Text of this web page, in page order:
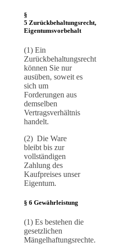
§
5 Zurückbehaltungsrecht,
Eigentumsvorbehalt
(1) Ein
Zurückbehaltungsrecht
können Sie nur
ausüben, soweit es
sich um
Forderungen aus
demselben
Vertragsverhältnis
handelt.
(2) Die Ware
bleibt bis zur
vollständigen
Zahlung des
Kaufpreises unser
Eigentum.
§ 6 Gewährleistung
(1) Es bestehen die
gesetzlichen
Mängelhaftungsrechte.